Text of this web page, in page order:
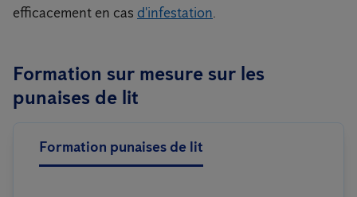
efficacement en cas d'infestation.
Formation sur mesure sur les
punaises de lit
Formation punaises de lit